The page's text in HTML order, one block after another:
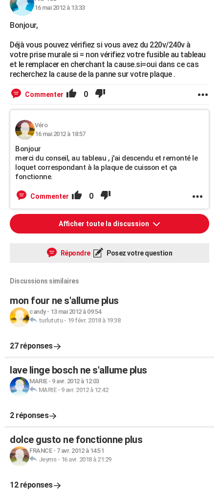
16 mai 2012 à 13:33
Bonjour,
Déjà vous pouvez vérifiez si vous avez du 220v/240v à
votre prise murale si = non vérifiez votre fusible au tableau
et le remplacer en cherchant la cause.si=oui dans ce cas
recherchez la cause de la panne sur votre plaque .
Commenter 0
Véro
16 mai 2012 à 18:57
Bonjour
merci du conseil, au tableau , j'ai descendu et remonté le
loquet correspondant à la plaque de cuisson et ça
fonctionne.
Commenter 0
Afficher toute la discussion
Répondre Posez votre question
Discussions similaires
mon four ne s'allume plus
candy- 13 mai 2012 à 09:54
turlututu- 19 févr. 2018 à 19:38
27 réponses
lave linge bosch ne s'allume plus
MARIE- 9 avr. 2012 à 12:03
MARIE- 9 avr. 2012 à 12:42
2 réponses
dolce gusto ne fonctionne plus
FRANCE- 7 avr. 2012 à 14:51
Jeyms- 16 avr. 2018 à 21:29
12 réponses